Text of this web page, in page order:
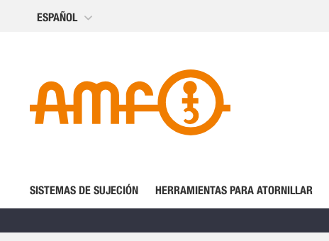
ESPAÑOL
SISTEMAS DE SUJECIÓN HERRAMIENTAS PARA ATORNILLAR